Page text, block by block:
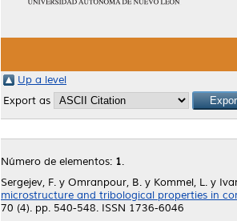
Up a level
Export as
Número de elementos: 1.
Sergejev, F. y Omranpour, B. y Kommel, L. y
microstructure and tribological properties in
70 (4). pp. 540-548. ISSN 1736-6046